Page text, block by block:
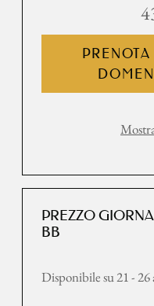
PREZZO
BB
Disponibile su 21 - 26